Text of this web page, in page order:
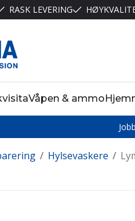
RASK LEVERING
Våpen & ammo
/ /
Hylsevaskere